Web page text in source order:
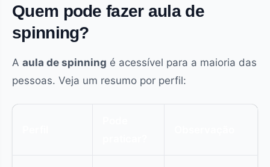
Quem pode fazer aula de
spinning?
A aula de spinning é acessível para a maioria das
pessoas. Veja um resumo por perfil: